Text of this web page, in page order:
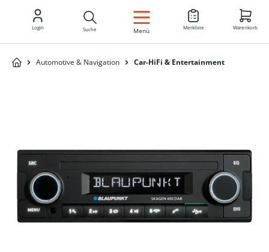
DE
Login Suche Menü Merkliste Warenkorb
Automotive & Navigation Car-HiFi & Entertainment